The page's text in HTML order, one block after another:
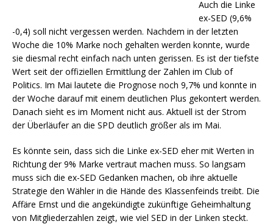
Auch die Linke
ex-SED (9,6%
-0,4) soll nicht vergessen werden. Nachdem in der letzten
Woche die 10% Marke noch gehalten werden konnte, wurde
sie diesmal recht einfach nach unten gerissen. Es ist der tiefste
Wert seit der offiziellen Ermittlung der Zahlen im Club of
Politics. Im Mai lautete die Prognose noch 9,7% und konnte in
der Woche darauf mit einem deutlichen Plus gekontert werden.
Danach sieht es im Moment nicht aus. Aktuell ist der Strom
der Überläufer an die SPD deutlich größer als im Mai.
Es könnte sein, dass sich die Linke ex-SED eher mit Werten in
Richtung der 9% Marke vertraut machen muss. So langsam
muss sich die ex-SED Gedanken machen, ob ihre aktuelle
Strategie den Wähler in die Hände des Klassenfeinds treibt. Die
Affäre Ernst und die angekündigte zukünftige Geheimhaltung
von Mitgliederzahlen zeigt, wie viel SED in der Linken steckt.